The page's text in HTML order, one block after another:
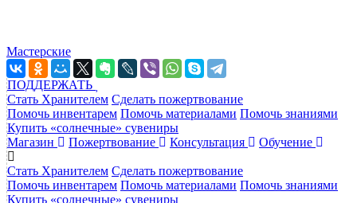
Мастерские
ПОДДЕРЖАТЬ
Стать Хранителем Сделать пожертвование
Помочь инвентарем Помочь материалами Помочь знаниями
Купить «солнечные» сувениры
Магазин
Пожертвование Консультация Обучение
Стать Хранителем Сделать пожертвование
Помочь инвентарем Помочь материалами Помочь знаниями
Купить «солнечные» сувениры